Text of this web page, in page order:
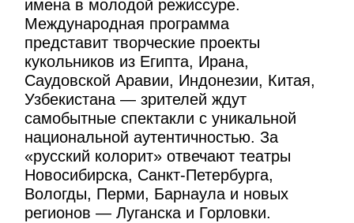
имена в молодой режиссуре.
Международная программа
представит творческие проекты
кукольников из Египта, Ирана,
Саудовской Аравии, Индонезии, Китая,
Узбекистана — зрителей ждут
самобытные спектакли с уникальной
национальной аутентичностью. За
«русский колорит» отвечают театры
Новосибирска, Санкт-Петербурга,
Вологды, Перми, Барнаула и новых
регионов — Луганска и Горловки.